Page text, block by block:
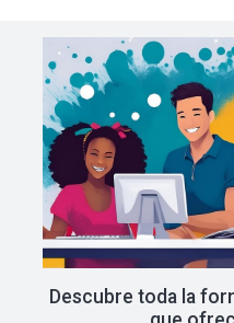
Descubre toda la